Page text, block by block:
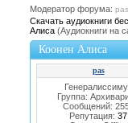
Модератор форума: pas
Скачать аудиокниги
Алиса (Аудиокниги на
Коонен Алиса
pas
Группа:
Сообщений:
Репутация: 37